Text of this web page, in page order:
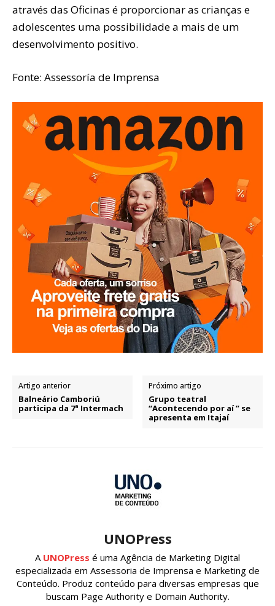
através das Oficinas é proporcionar as crianças e
adolescentes uma possibilidade a mais de um
desenvolvimento positivo.
Fonte: Assessoría de Imprensa
Artigo anterior
Balneário Camboriú
participa da 7ª Intermach
Próximo artigo
Grupo teatral
“Acontecendo por aí ” se
apresenta em Itajaí
UNOPress
A UNOPress é uma Agência de Marketing Digital
especializada em Assessoria de Imprensa e Marketing de
Conteúdo. Produz conteúdo para diversas empresas que
buscam Page Authority e Domain Authority.